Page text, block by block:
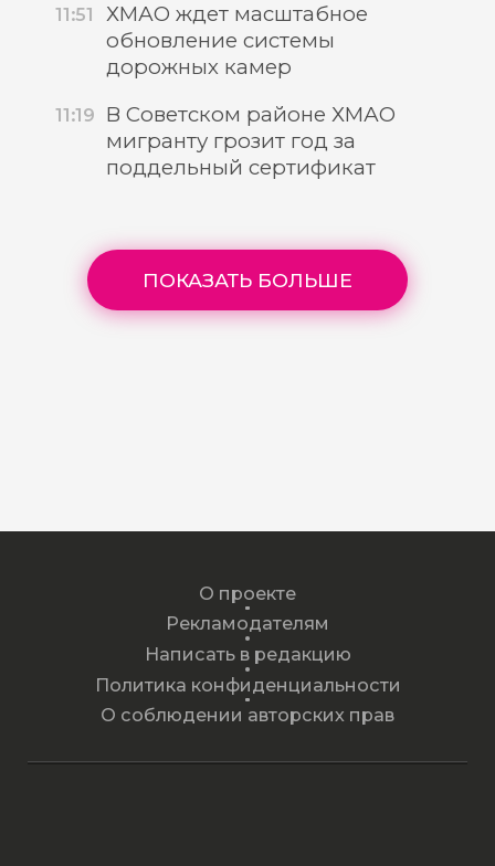
11:51
ХМАО ждет масштабное
обновление системы
дорожных камер
11:19 В Советском районе ХМАО
мигранту грозит год за
поддельный сертификат
ПОКАЗАТЬ БОЛЬШЕ
О проекте
Рекламодателям
Написать в редакцию
Политика конфиденциальности
О соблюдении авторских прав